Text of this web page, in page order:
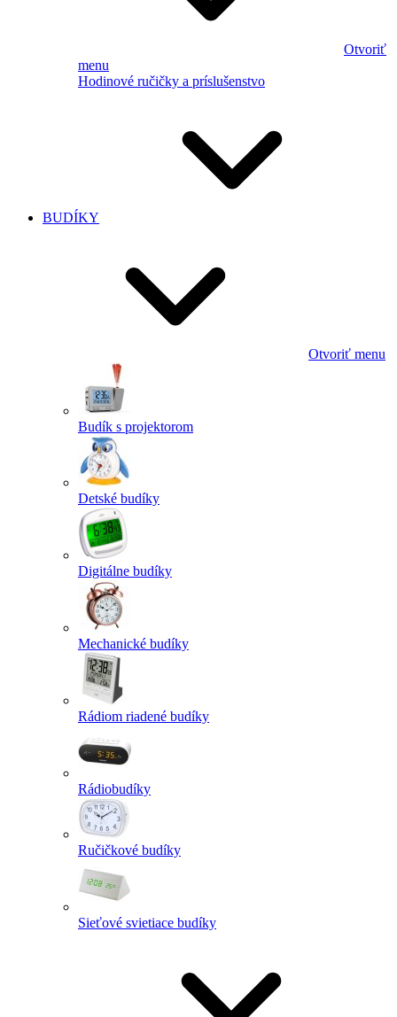
Otvoriť
menu
Hodinové ručičky a príslušenstvo
BUDÍKY
Otvoriť menu
Budík s projektorom
Detské budíky
Digitálne budíky
Mechanické budíky
Rádiom riadené budíky
Rádiobudíky
Ručičkové budíky
Sieťové svietiace budíky